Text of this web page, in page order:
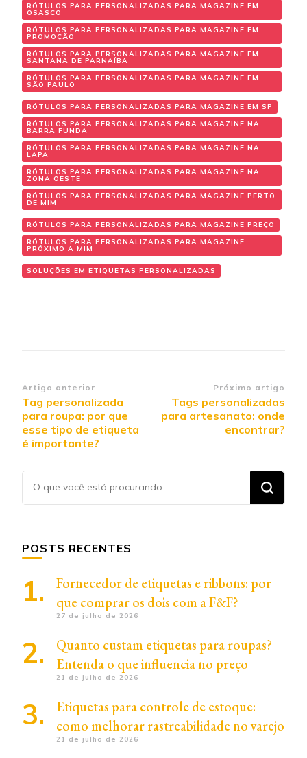
RÓTULOS PARA PERSONALIZADAS PARA MAGAZINE EM
OSASCO
RÓTULOS PARA PERSONALIZADAS PARA MAGAZINE EM
PROMOÇÃO
RÓTULOS PARA PERSONALIZADAS PARA MAGAZINE EM
SANTANA DE PARNAÍBA
RÓTULOS PARA PERSONALIZADAS PARA MAGAZINE EM
SÃO PAULO
RÓTULOS PARA PERSONALIZADAS PARA MAGAZINE EM SP
RÓTULOS PARA PERSONALIZADAS PARA MAGAZINE NA
BARRA FUNDA
RÓTULOS PARA PERSONALIZADAS PARA MAGAZINE NA
LAPA
RÓTULOS PARA PERSONALIZADAS PARA MAGAZINE NA
ZONA OESTE
RÓTULOS PARA PERSONALIZADAS PARA MAGAZINE PERTO
DE MIM
RÓTULOS PARA PERSONALIZADAS PARA MAGAZINE PREÇO
RÓTULOS PARA PERSONALIZADAS PARA MAGAZINE
PRÓXIMO A MIM
SOLUÇÕES EM ETIQUETAS PERSONALIZADAS
Navegação de post
Artigo anterior
Tag personalizada
para roupa: por que
esse tipo de etiqueta
é importante?
Próximo artigo
Tags personalizadas
para artesanato: onde
encontrar?
POSTS RECENTES
Fornecedor de etiquetas e ribbons: por
que comprar os dois com a F&F?
27 de julho de 2026
Quanto custam etiquetas para roupas?
Entenda o que influencia no preço
21 de julho de 2026
Etiquetas para controle de estoque:
como melhorar rastreabilidade no varejo
21 de julho de 2026